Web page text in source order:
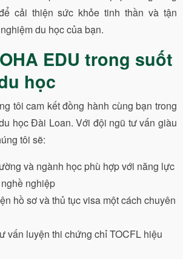
cải thiện sức khỏe tinh thần và tận
du học của bạn.
EDU trong suốt
học
tôi cam kết đồng hành cùng bạn trong
học Đài Loan. Với đội ngũ tư vấn giàu
tôi sẽ:
và ngành học phù hợp với năng lực
nghiệp
hồ sơ và thủ tục visa một cách chuyên
vấn luyện thi chứng chỉ TOCFL hiệu